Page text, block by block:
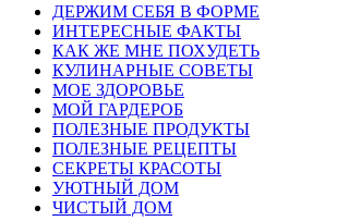
ДЕРЖИМ СЕБЯ В ФОРМЕ
ИНТЕРЕСНЫЕ ФАКТЫ
КАК ЖЕ МНЕ ПОХУДЕТЬ
КУЛИНАРНЫЕ СОВЕТЫ
МОЕ ЗДОРОВЬЕ
МОЙ ГАРДЕРОБ
ПОЛЕЗНЫЕ ПРОДУКТЫ
ПОЛЕЗНЫЕ РЕЦЕПТЫ
СЕКРЕТЫ КРАСОТЫ
УЮТНЫЙ ДОМ
ЧИСТЫЙ ДОМ